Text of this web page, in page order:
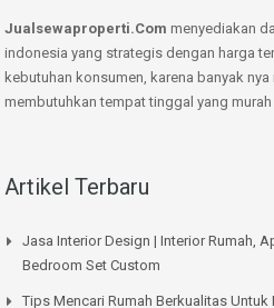
Jualsewaproperti.Com menyediakan
indonesia yang strategis dengan harga
kebutuhan konsumen, karena banyak
membutuhkan tempat tinggal yang
Artikel Terbaru
Jasa Interior Design | Interior Rumah,
Bedroom Set Custom
Tips Mencari Rumah Berkualitas Untuk